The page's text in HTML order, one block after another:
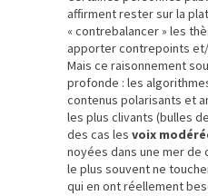
affirment rester sur la
« contrebalancer » les
apporter contrepoints
Mais ce raisonnement
profonde : les
contenus polarisants et
les plus clivants (bulles
des cas les voix
noyées dans une mer de
le plus souvent ne
qui en ont réellement